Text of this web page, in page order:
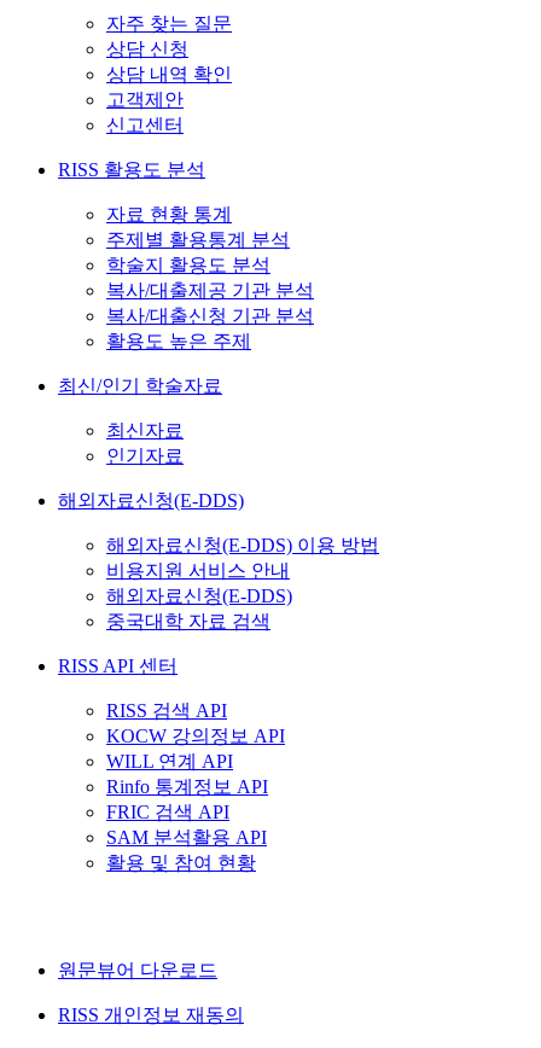
자주 찾는 질문
상담 신청
상담 내역 확인
고객제안
신고센터
RISS 활용도 분석
자료 현황 통계
주제별 활용통계 분석
학술지 활용도 분석
복사/대출제공 기관 분석
복사/대출신청 기관 분석
활용도 높은 주제
최신/인기 학술자료
최신자료
인기자료
해외자료신청(E-DDS)
해외자료신청(E-DDS) 이용 방법
비용지원 서비스 안내
해외자료신청(E-DDS)
중국대학 자료 검색
RISS API 센터
RISS 검색 API
KOCW 강의정보 API
WILL 연계 API
Rinfo 통계정보 API
FRIC 검색 API
SAM 분석활용 API
활용 및 참여 현황
원문뷰어 다운로드
RISS 개인정보 재동의